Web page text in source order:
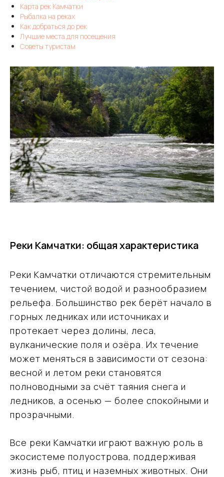
Карта рек Камчатки
Рыбалка на реках
Как добраться до рек
Лучшие места для посещения
Советы туристам
Реки Камчатки: общая характеристика
Реки Камчатки отличаются стремительным
течением, чистой водой и разнообразием
рельефа. Большинство рек берёт начало в
горных ледниках или источниках и
протекает через долины, леса,
вулканические поля и озёра. Их течение
может меняться в зависимости от сезона:
весной и летом реки становятся
полноводными за счёт таяния снега и
ледников, а осенью — более спокойными и
прозрачными.
Все реки Камчатки играют важную роль в
экосистеме полуострова, поддерживая
жизнь рыб, птиц и наземных животных. Они